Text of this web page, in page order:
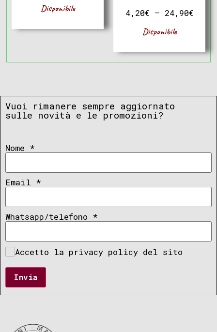
Disponibile 4,20€ – 24,90€
Disponibile
Vuoi rimanere sempre aggiornato
sulle novità e le promozioni?
Nome *
Email *
Whatsapp/telefono *
Accetto la privacy policy del sito
Invia